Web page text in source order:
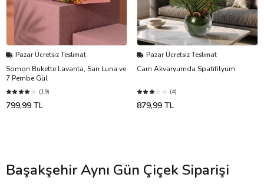
Pazar Ücretsiz Teslimat
Somon Bukette Lavanta, Sarı Luna ve
7 Pembe Gül
(19)
799,99 TL
Pazar Ücretsiz Teslimat
Cam Akvaryumda Spatifilyum
(4)
879,99 TL
Başakşehir Aynı Gün Çiçek Siparişi